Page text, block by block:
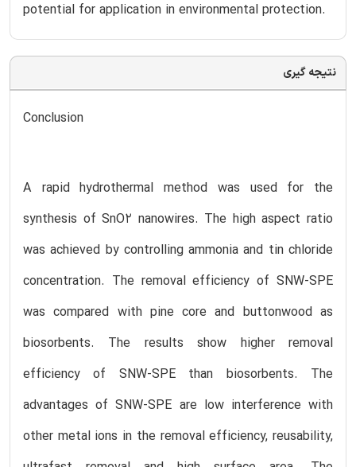
potential for application in environmental protection.
نتیجه گیری
Conclusion
A rapid hydrothermal method was used for the
synthesis of SnO2 nanowires. The high aspect ratio
was achieved by controlling ammonia and tin chloride
concentration. The removal efficiency of SNW-SPE
was compared with pine core and buttonwood as
biosorbents. The results show higher removal
efficiency of SNW-SPE than biosorbents. The
advantages of SNW-SPE are low interference with
other metal ions in the removal efficiency, reusability,